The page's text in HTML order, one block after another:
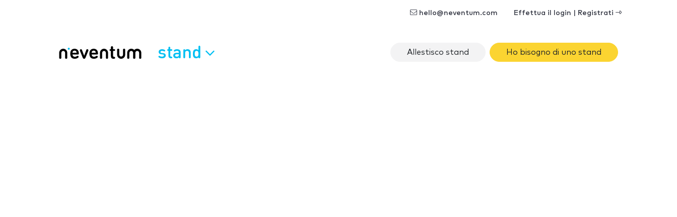
hello@neventum.com Effettua il login | Registrati
stand Allestisco stand Ho bisogno di uno stand